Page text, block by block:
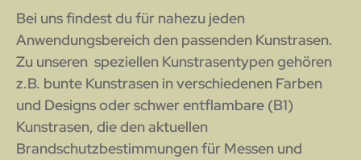
Bei uns findest du für nahezu jeden
Anwendungsbereich den passenden Kunstrasen.
Zu unseren speziellen Kunstrasentypen gehören
z.B. bunte Kunstrasen in verschiedenen Farben
und Designs oder schwer entflambare (B1)
Kunstrasen, die den aktuellen
Brandschutzbestimmungen für Messen und